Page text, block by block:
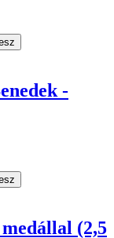
-
(2,5